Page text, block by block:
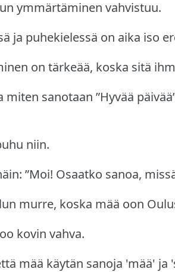
ymmärtäminen vahvistuu.
ja puhekielessä on aika iso
on tärkeää, koska sitä
sanotaan ”Hyvää
niin.
”Moi! Osaatko sanoa,
murre, koska mää oon
kovin vahva.
mää käytän sanoja 'mää' ja